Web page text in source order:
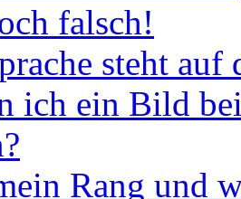
falsch!
steht
ich ein Bild
Rang und